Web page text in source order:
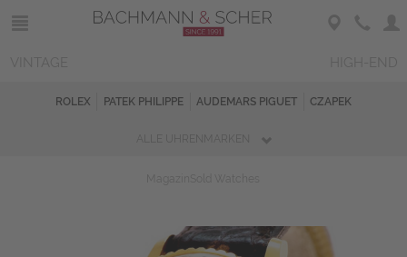
ROLEX PATEK PHILIPPE AUDEMARS PIGUET CZAPEK